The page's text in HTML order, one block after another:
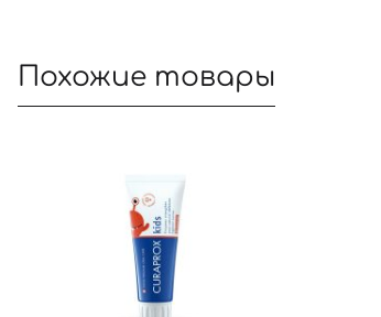
Похожие товары